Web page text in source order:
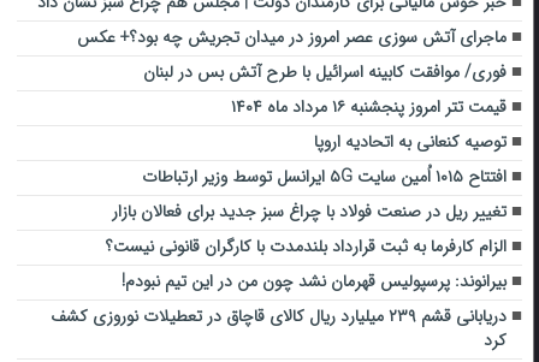
ماجرای آتش سوزی عصر امروز در میدان تجریش چه بود؟+ عکس
فوری/ موافقت کابینه اسرائیل با طرح آتش بس در لبنان
قیمت تتر امروز پنجشنبه ۱۶ مرداد ماه ۱۴۰۴
توصیه کنعانی به اتحادیه اروپا
افتتاح ۱۰۱۵ اُمین سایت ۵G ایرانسل توسط وزیر ارتباطات
تغییر ریل در صنعت فولاد با چراغ سبز جدید برای فعالان بازار
الزام کارفرما به ثبت قرارداد بلندمدت با کارگران قانونی نیست؟
بیرانوند: پرسپولیس قهرمان نشد چون من در این تیم نبودم!
دریابانی قشم ۲۳۹ میلیارد ریال کالای قاچاق در تعطیلات نوروزی کشف
کرد